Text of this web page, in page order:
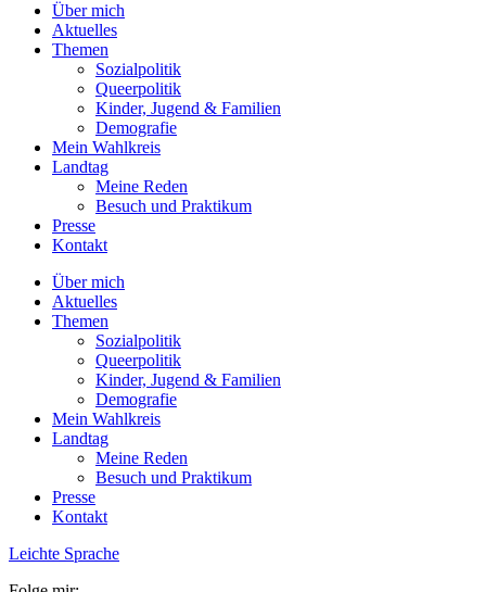
Über mich
Aktuelles
Themen
Sozialpolitik
Queerpolitik
Kinder, Jugend & Familien
Demografie
Mein Wahlkreis
Landtag
Meine Reden
Besuch und Praktikum
Presse
Kontakt
Über mich
Aktuelles
Themen
Sozialpolitik
Queerpolitik
Kinder, Jugend & Familien
Demografie
Mein Wahlkreis
Landtag
Meine Reden
Besuch und Praktikum
Presse
Kontakt
Leichte Sprache